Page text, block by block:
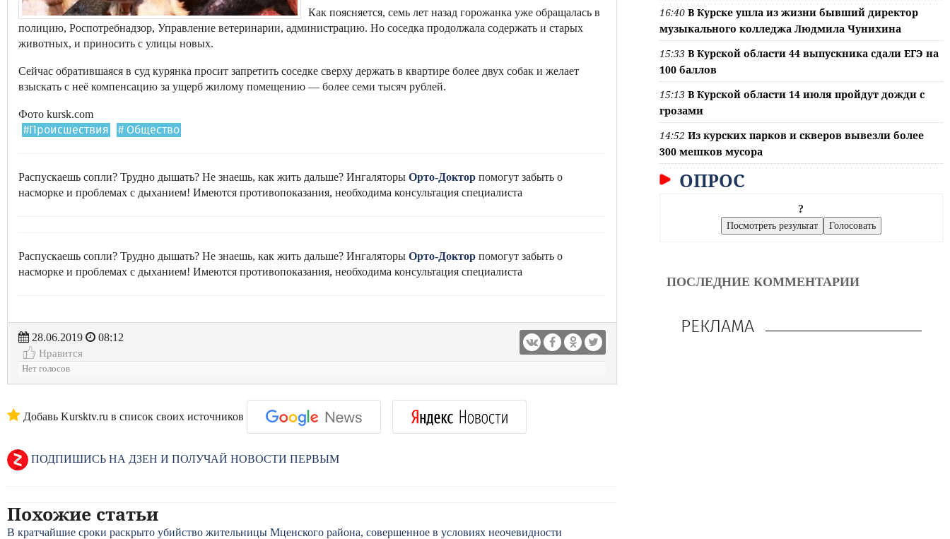
Как поясняется, семь лет назад горожанка уже обращалась в
полицию, Роспотребнадзор, Управление ветеринарии, администрацию. Но соседка продолжала содержать и старых
животных, и приносить с улицы новых.
Сейчас обратившаяся в суд курянка просит запретить соседке сверху держать в квартире более двух собак и желает
взыскать с неё компенсацию за ущерб жилому помещению — более семи тысяч рублей.
Фото kursk.com
#Происшествия # Общество
Распускаешь сопли? Трудно дышать? Не знаешь, как жить дальше? Ингаляторы Орто-Доктор помогут забыть о
насморке и проблемах с дыханием! Имеются противопоказания, необходима консультация специалиста
Распускаешь сопли? Трудно дышать? Не знаешь, как жить дальше? Ингаляторы Орто-Доктор помогут забыть о
насморке и проблемах с дыханием! Имеются противопоказания, необходима консультация специалиста
28.06.2019
08:12
Нравится
Нет голосов
Добавь Kursktv.ru в список своих источников
ПОДПИШИСЬ НА ДЗЕН И ПОЛУЧАЙ НОВОСТИ ПЕРВЫМ
Похожие статьи
В кратчайшие сроки раскрыто убийство жительницы Мценского района, совершенное в условиях неочевидности
16:40 В Курске ушла из жизни бывший директор
музыкального колледжа Людмила Чунихина
15:33 В Курской области 44 выпускника сдали ЕГЭ на
100 баллов
15:13 В Курской области 14 июля пройдут дожди с
грозами
14:52 Из курских парков и скверов вывезли более
300 мешков мусора
ОПРОС
?
ПОСЛЕДНИЕ КОММЕНТАРИИ
РЕКЛАМА